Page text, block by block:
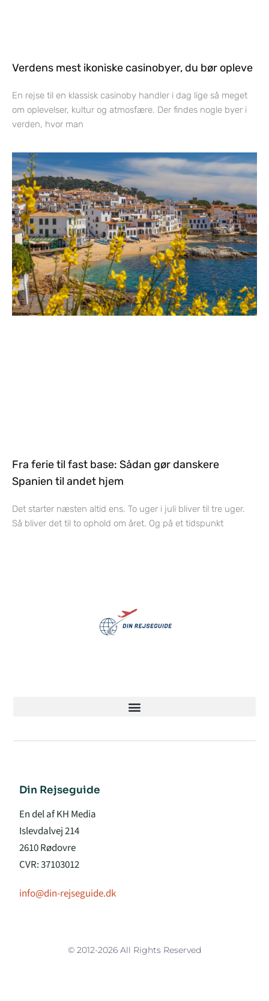
Verdens mest ikoniske casinobyer, du bør opleve
En rejse til en klassisk casinoby handler i dag lige så meget
om oplevelser, kultur og atmosfære. Der findes nogle byer i
verden, hvor man
Fra ferie til fast base: Sådan gør danskere
Spanien til andet hjem
Det starter næsten altid ens. To uger i juli bliver til tre uger.
Så bliver det til to ophold om året. Og på et tidspunkt
Din Rejseguide
En del af KH Media
Islevdalvej 214
2610 Rødovre
CVR: 37103012
info@din-rejseguide.dk
© 2012-2026 All Rights Reserved